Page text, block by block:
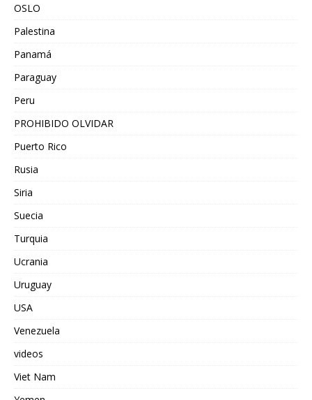
OSLO
Palestina
Panamá
Paraguay
Peru
PROHIBIDO OLVIDAR
Puerto Rico
Rusia
Siria
Suecia
Turquia
Ucrania
Uruguay
USA
Venezuela
videos
Viet Nam